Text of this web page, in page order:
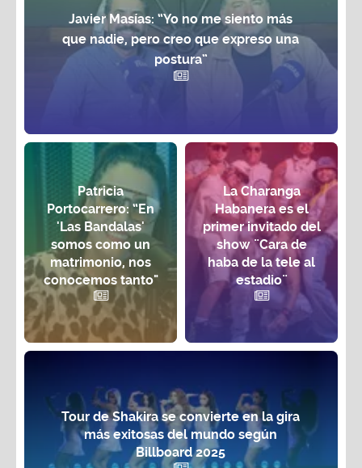
Javier Masías: “Yo no me siento más
que nadie, pero creo que expreso una
postura”
Patricia
Portocarrero: “En
'Las Bandalas'
somos como un
matrimonio, nos
conocemos tanto"
La Charanga
Habanera es el
primer invitado del
show ¨Cara de
haba de la tele al
estadio¨
Tour de Shakira se convierte en la gira
más exitosas del mundo según
Billboard 2025